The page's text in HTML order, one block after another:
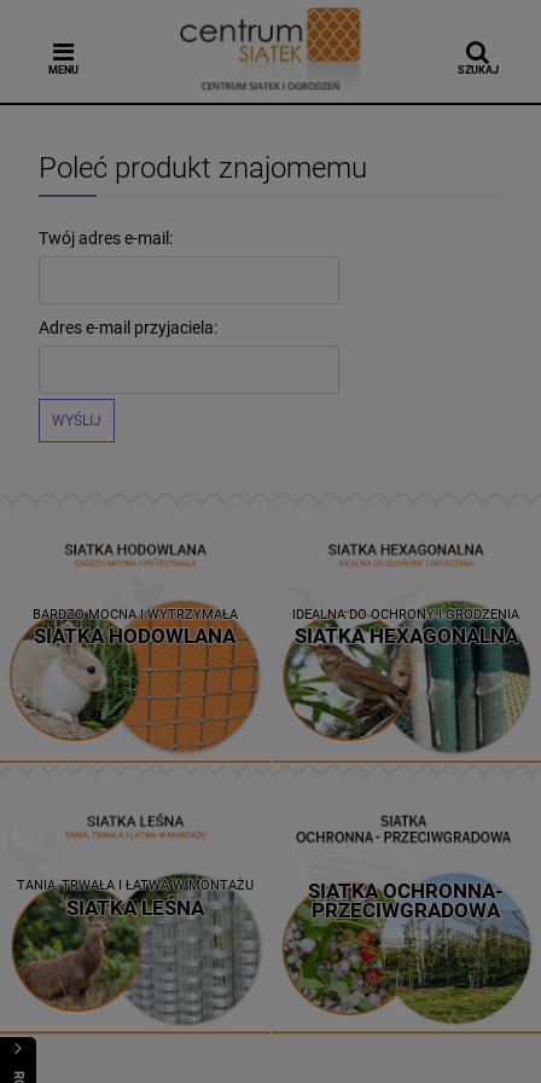
MENU SZUKAJ
Poleć produkt znajomemu
Twój adres e-mail:
Adres e-mail przyjaciela:
WYŚLIJ
BARDZO MOCNA I WYTRZYMAŁA
SIATKA HODOWLANA
IDEALNA DO OCHRONY I GRODZENIA
SIATKA HEXAGONALNA
TANIA, TRWAŁA I ŁATWA W MONTAŻU
SIATKA LEŚNA
SIATKA OCHRONNA-
PRZECIWGRADOWA